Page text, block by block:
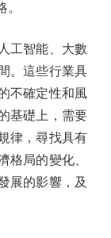
工智能、大數
。這些行業具
不確定性和風
基礎上，需要
律，尋找具有
格局的變化、
展的影響，及